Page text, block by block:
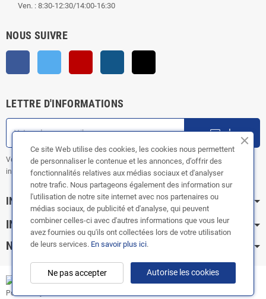
Ven. : 8:30-12:30/14:00-16:30
NOUS SUIVRE
Facebook Twitter YouTube Instagram
LETTRE D'INFORMATIONS
ok
Vous pouvez vous désinscrire à tout moment. Vous trouverez pour cela nos
informations de contact dans les conditions d'utilisation du site.
INFORMATION
INFOS PRATIQUES
NOS CATÉGORIES
Copyright © 2003-2024 |
Powered by
Ce site Web utilise des cookies, les cookies nous permettent
de personnaliser le contenue et les annonces, d’offrir des
fonctionnalités relatives aux médias sociaux et d'analyser
notre trafic. Nous partageons également des information sur
l'utilisation de notre site internet avec nos partenaires ou
médias sociaux, de publicité et d'analyse, qui peuvent
combiner celles-ci avec d'autres informations que vous leur
avez fournies ou qu'ils ont collectées lors de votre utilisation
de leurs services. En savoir plus ici.
Autorise les cookies
Ne pas accepter